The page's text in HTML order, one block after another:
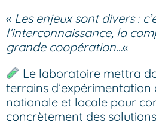
« Les enjeux sont divers :
l’interconnaissance, la
grande coopération…«
Le laboratoire mettra
terrains d’expérimentation
nationale et locale pour
concrètement des